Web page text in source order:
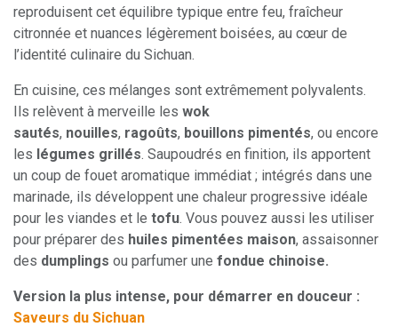
reproduisent cet équilibre typique entre feu, fraîcheur
citronnée et nuances légèrement boisées, au cœur de
l’identité culinaire du Sichuan.
En cuisine, ces mélanges sont extrêmement polyvalents.
Ils relèvent à merveille les wok
sautés, nouilles, ragoûts, bouillons pimentés, ou encore
les légumes grillés. Saupoudrés en finition, ils apportent
un coup de fouet aromatique immédiat ; intégrés dans une
marinade, ils développent une chaleur progressive idéale
pour les viandes et le tofu. Vous pouvez aussi les utiliser
pour préparer des huiles pimentées maison, assaisonner
des dumplings ou parfumer une fondue chinoise.
Version la plus intense, pour démarrer en douceur :
Saveurs du Sichuan